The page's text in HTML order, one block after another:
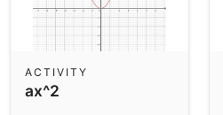
ax^2
ACTIVITY